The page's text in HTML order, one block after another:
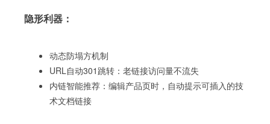
隐形利器：
动态防塌方机制
URL自动301跳转：老链接访问量不流失
内链智能推荐：编辑产品页时，自动提示可插入的技
术文档链接